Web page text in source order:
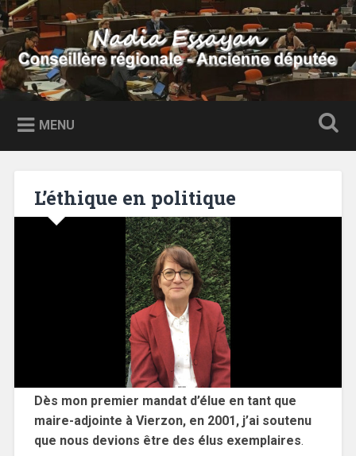
Accéder
au
contenu
principal
Recherche
Nadia Essayan
Conseillère régionale – Ancienne députée
MENU
L’éthique en politique
Dès mon premier mandat d’élue en tant que
maire-adjointe à Vierzon, en 2001, j’ai soutenu
que nous devions être des élus exemplaires.